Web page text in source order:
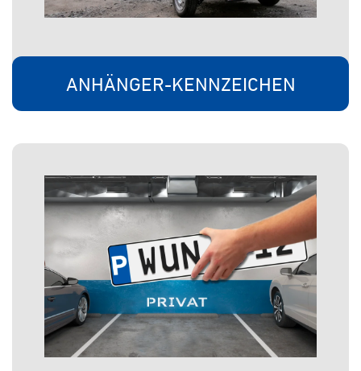
ANHÄNGER-KENNZEICHEN